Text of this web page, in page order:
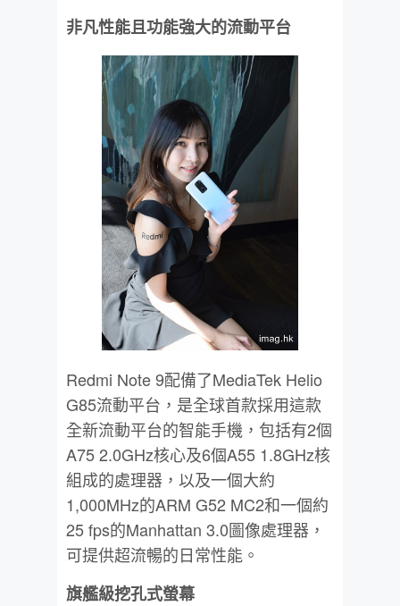
非凡性能且功能強大的流動平台
Redmi Note 9配備了MediaTek Helio
G85流動平台，是全球首款採用這款
全新流動平台的智能手機，包括有2個
A75 2.0GHz核心及6個A55 1.8GHz核
組成的處理器，以及一個大約
1,000MHz的ARM G52 MC2和一個約
25 fps的Manhattan 3.0圖像處理器，
可提供超流暢的日常性能。
旗艦級挖孔式螢幕